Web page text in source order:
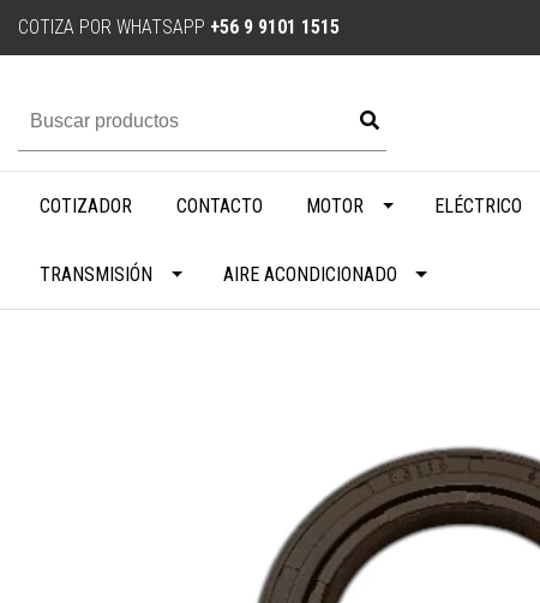
COTIZA POR WHATSAPP +56 9 9101 1515
COTIZADOR CONTACTO MOTOR ELÉCTRICO
TRANSMISIÓN AIRE ACONDICIONADO